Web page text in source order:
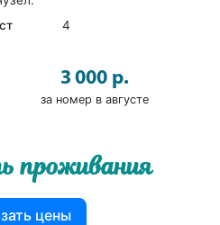
4
3 000 р.
за номер в августе
проживания
цены